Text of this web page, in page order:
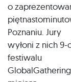
o
Poznaniu. Jury
wyłoni z nich
festiwalu